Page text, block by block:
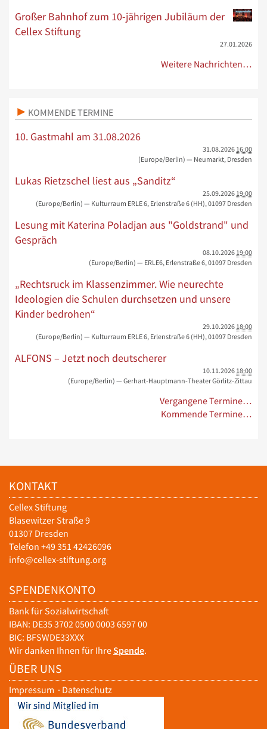
Großer Bahnhof zum 10-jährigen Jubiläum der
Cellex Stiftung
27.01.2026
Weitere Nachrichten…
KOMMENDE TERMINE
10. Gastmahl am 31.08.2026
31.08.2026 16:00
(Europe/Berlin) — Neumarkt, Dresden
Lukas Rietzschel liest aus „Sanditz“
25.09.2026 19:00
(Europe/Berlin) — Kulturraum ERLE 6, Erlenstraße 6 (HH), 01097 Dresden
Lesung mit Katerina Poladjan aus "Goldstrand" und
Gespräch
08.10.2026 19:00
(Europe/Berlin) — ERLE6, Erlenstraße 6, 01097 Dresden
„Rechtsruck im Klassenzimmer. Wie neurechte
Ideologien die Schulen durchsetzen und unsere
Kinder bedrohen“
29.10.2026 18:00
(Europe/Berlin) — Kulturraum ERLE 6, Erlenstraße 6 (HH), 01097 Dresden
ALFONS – Jetzt noch deutscherer
10.11.2026 18:00
(Europe/Berlin) — Gerhart-Hauptmann-Theater Görlitz-Zittau
Vergangene Termine…
Kommende Termine…
KONTAKT
Cellex Stiftung
Blasewitzer Straße 9
01307 Dresden
Telefon +49 351 42426096
info@cellex-stiftung.org
SPENDENKONTO
Bank für Sozialwirtschaft
IBAN: DE35 3702 0500 0003 6597 00
BIC: BFSWDE33XXX
Wir danken Ihnen für IhreSpende.
ÜBER UNS
Impressum · Datenschutz